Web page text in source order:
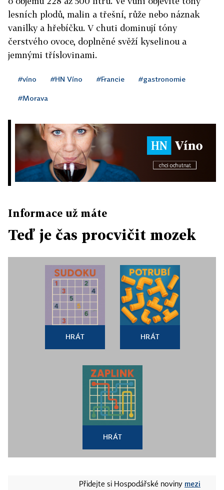
lesních plodů, malin a třešní, růže nebo náznak
vanilky a hřebíčku. V chuti dominují tóny
čerstvého ovoce, doplněné svěží kyselinou a
jemnými tříslovinami.
#víno #HN Víno #Francie #gastronomie
#Morava
Informace už máte
Teď je čas procvičit mozek
HRÁT HRÁT
HRÁT
Přidejte si Hospodářské noviny mezi